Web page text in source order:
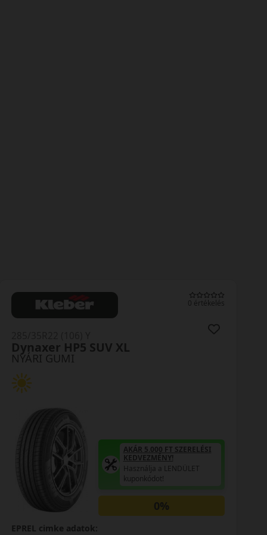
0 értékelés
NYÁRI GUMI
Pilot Sport4 S XL
AKÁR 5.000 FT SZERELÉSI
KEDVEZMÉNY!
Használja a LENDÜLET
kuponkódot!
0%
EPREL cimke adatok: